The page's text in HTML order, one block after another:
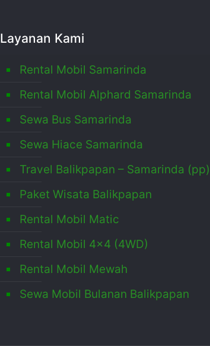
Layanan Kami
Rental Mobil Samarinda
Rental Mobil Alphard Samarinda
Sewa Bus Samarinda
Sewa Hiace Samarinda
Travel Balikpapan – Samarinda (pp)
Paket Wisata Balikpapan
Rental Mobil Matic
Rental Mobil 4×4 (4WD)
Rental Mobil Mewah
Sewa Mobil Bulanan Balikpapan